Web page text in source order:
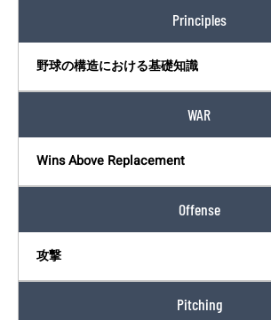
Principles
野球の構造における基礎知識
WAR
Wins Above Replacement
Offense
攻撃
Pitching